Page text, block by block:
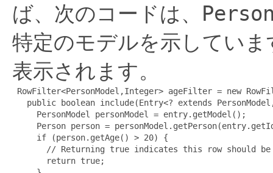
ば、次のコードは、
特定のモデルを示していま
表示されます。
RowFilter<PersonModel,Integer> ageFilter = new
public boolean include(Entry<? extends
     PersonModel personModel = entry.getModel();
Person person =
     if (person.getAge() > 20) {
// Returning true indicates this row should be
       return true;